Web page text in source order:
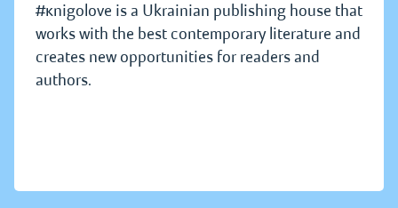
#кnigolove is a Ukrainian publishing house that
works with the best contemporary literature and
creates new opportunities for readers and
authors.